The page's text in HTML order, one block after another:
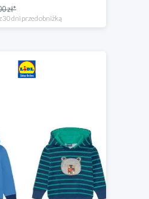
zł*
30 dni przed obniżką